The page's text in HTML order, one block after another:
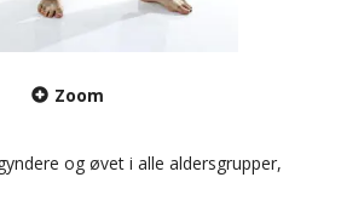
Zoom
og øvet i alle aldersgrupper,